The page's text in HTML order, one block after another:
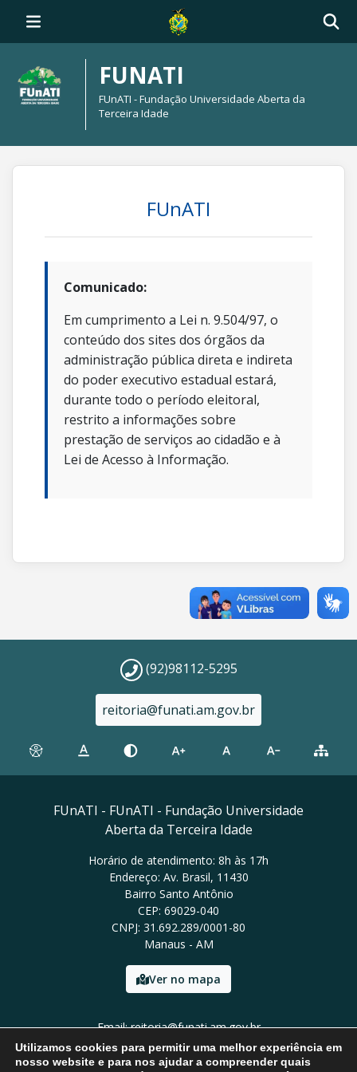
FUNATI
FUnATI - Fundação Universidade Aberta da
Terceira Idade
FUnATI
Comunicado:
Em cumprimento a Lei n. 9.504/97, o
conteúdo dos sites dos órgãos da
administração pública direta e indireta
do poder executivo estadual estará,
durante todo o período eleitoral,
restrito a informações sobre
prestação de serviços ao cidadão e à
Lei de Acesso à Informação.
(92)98112-5295
reitoria@funati.am.gov.br
FUnATI - FUnATI - Fundação Universidade
Aberta da Terceira Idade
Horário de atendimento: 8h às 17h
Endereço: Av. Brasil, 11430
Bairro Santo Antônio
CEP: 69029-040
CNPJ: 31.692.289/0001-80
Manaus - AM
Ver no mapa
Email: reitoria@funati.am.gov.br
Tel: (92)98112-5295
Utilizamos cookies para permitir uma melhor experiência em
nosso website e para nos ajudar a compreender quais